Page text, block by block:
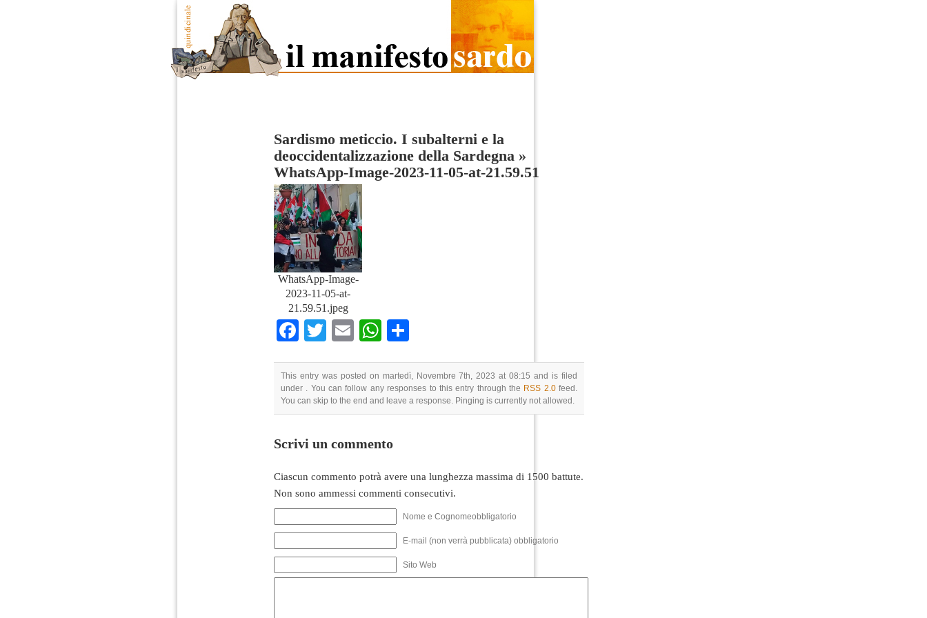
Sardismo meticcio. I subalterni e la
deoccidentalizzazione della Sardegna »
WhatsApp-Image-2023-11-05-at-21.59.51
WhatsApp-Image-
2023-11-05-at-
21.59.51.jpeg
Facebook
TwitterEmailWhatsApp
This entry was posted on martedì, Novembre 7th, 2023 at 08:15 and is filed
under . You can follow any responses to this entry through the RSS 2.0feed.
You can skip to the end and leave a response. Pinging is currently not allowed.
Scrivi un commento
Ciascun commento potrà avere una lunghezza massima di 1500 battute.
Non sono ammessi commenti consecutivi.
Nome e Cognomeobbligatorio
E-mail (non verrà pubblicata) obbligatorio
Sito Web